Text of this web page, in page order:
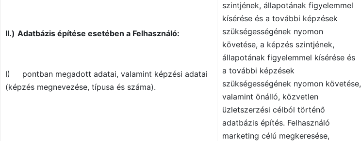
II.) Adatbázis építése esetében a Felhasználó:
I) pontban megadott adatai, valamint képzési adatai
(képzés megnevezése, típusa és száma).
szintjének, állapotának figyelemmel
kísérése és a további képzések
szükségességének nyomon
követése, a képzés szintjének,
állapotának figyelemmel kísérése és
a további képzések
szükségességének nyomon követése,
valamint önálló, közvetlen
üzletszerzési célból történő
adatbázis építés. Felhasználó
marketing célú megkeresése,